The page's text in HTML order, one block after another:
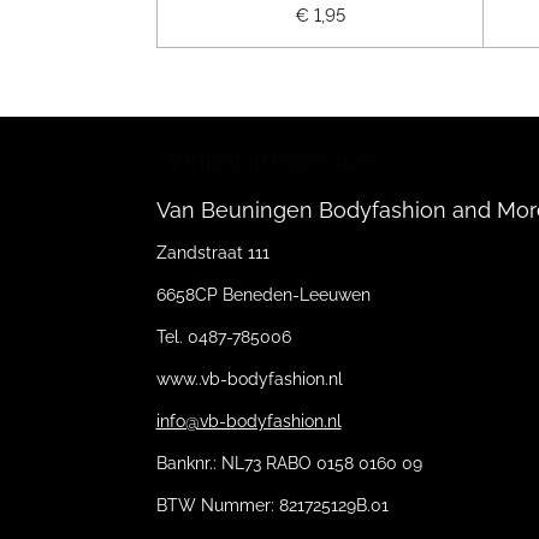
€ 1,95
Van Beuningen Bodyfashion and
Zandstraat 111
6658CP Beneden-Leeuwen
Tel. 0487-785006
www..vb-bodyfashion.nl
info@vb-bodyfashion.nl
Banknr.: NL73 RABO 0158 0160 09
BTW Nummer: 821725129B.01